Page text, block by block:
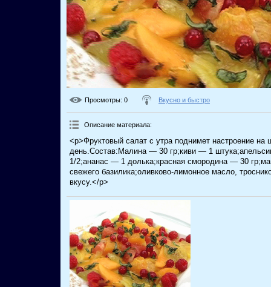
Просмотры: 0 Вкусно и быстро
Описание материала:
<p>Фруктовый салат с утра поднимет настроение на
день.Состав:Малина — 30 гр;киви — 1
1/2;ананас — 1 долька;красная смородина — 30
свежего базилика;оливково-лимонное масло,
вкусу.</p>